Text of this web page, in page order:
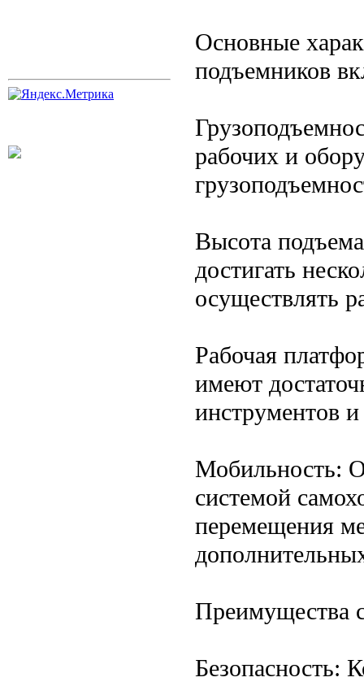
Основные
подъемников
рабочих и
Высота
достигать
осуществлять
Рабочая
имеют
инструментов
Мобильность:
системой
перемещения
Преимущества
Безопасность: